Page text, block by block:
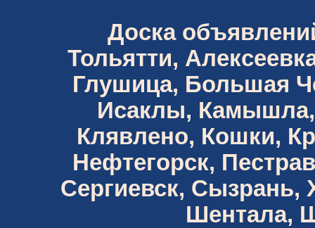
Доска
Тольятти,
Глушица, Большая
Исаклы, Камышла,
Клявлено, Кошки,
Нефтегорск,
Сергиевск,
Шентала,